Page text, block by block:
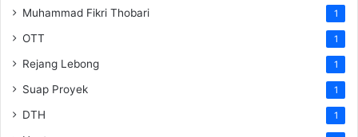
Muhammad Fikri Thobari 1
OTT 1
Rejang Lebong 1
Suap Proyek 1
DTH 1